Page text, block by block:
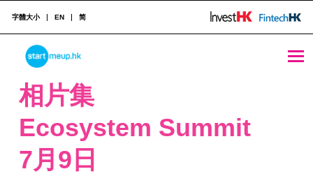
STARTMEUPHK
字體大小 EN 简
相片集
Ecosystem Summit
7月9日